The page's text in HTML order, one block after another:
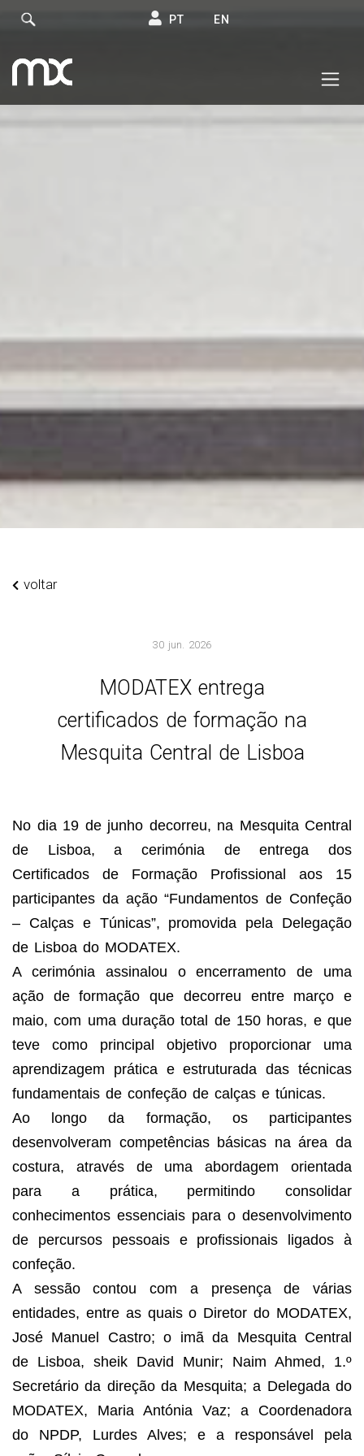
PT EN
voltar
30 jun. 2026
MODATEX entrega
certificados de formação na
Mesquita Central de Lisboa
No dia 19 de junho decorreu, na Mesquita Central
de Lisboa, a cerimónia de entrega dos
Certificados de Formação Profissional aos 15
participantes da ação “Fundamentos de Confeção
– Calças e Túnicas”, promovida pela Delegação
de Lisboa do MODATEX.
A cerimónia assinalou o encerramento de uma
ação de formação que decorreu entre março e
maio, com uma duração total de 150 horas, e que
teve como principal objetivo proporcionar uma
aprendizagem prática e estruturada das técnicas
fundamentais de confeção de calças e túnicas.
Ao longo da formação, os participantes
desenvolveram competências básicas na área da
costura, através de uma abordagem orientada
para a prática, permitindo consolidar
conhecimentos essenciais para o desenvolvimento
de percursos pessoais e profissionais ligados à
confeção.
A sessão contou com a presença de várias
entidades, entre as quais o Diretor do MODATEX,
José Manuel Castro; o imã da Mesquita Central
de Lisboa, sheik David Munir; Naim Ahmed, 1.º
Secretário da direção da Mesquita; a Delegada do
MODATEX, Maria Antónia Vaz; a Coordenadora
do NPDP, Lurdes Alves; e a responsável pela